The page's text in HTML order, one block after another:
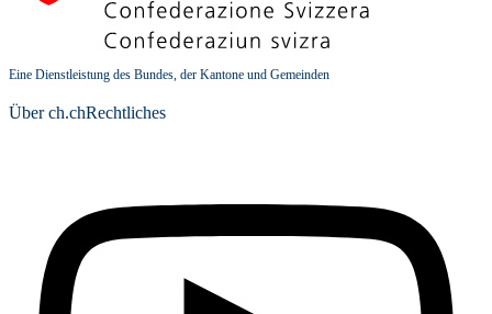
Eine Dienstleistung des Bundes, der Kantone und Gemeinden
Über ch.chRechtliches